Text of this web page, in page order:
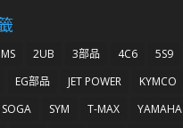
2UB 3部品 4C6 5S9
EG部品 JET POWER KYMCO
SOGA SYM T-MAX YAMAHA